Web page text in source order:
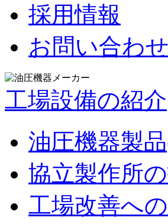
採用情報
お問い合わせ
工場設備の紹介
油圧機器製
協立製作所
工場改善へ